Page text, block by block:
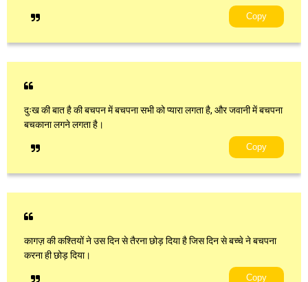
Copy
दुःख की बात है की बचपन में बचपना सभी को प्यारा लगता है, और जवानी में बचपना
बचकाना लगने लगता है।
Copy
कागज़ की कश्तियों ने उस दिन से तैरना छोड़ दिया है जिस दिन से बच्चे ने बचपना
करना ही छोड़ दिया।
Copy